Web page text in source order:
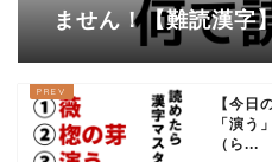
ません！【難読漢字
【今日
「演う
（ら...